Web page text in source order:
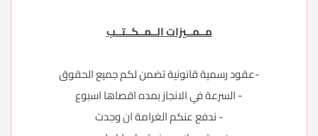
مــمــيزات الــمــكــتــب
-عقود رسمية قانونية تضمن لكم جميع الحقوق
- السرعة في الانجاز بمده اقصاها اسبوع
- ندفع عنكم الغرامة ان وجدت